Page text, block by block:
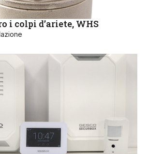
i colpi d’ariete, WHS